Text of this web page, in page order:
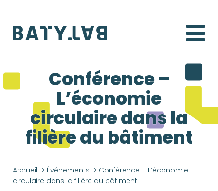
Batylab
Conférence –
L’économie
circulaire dans la
filière du bâtiment
Accueil > Événements > Conférence – L’économie
circulaire dans la filière du bâtiment